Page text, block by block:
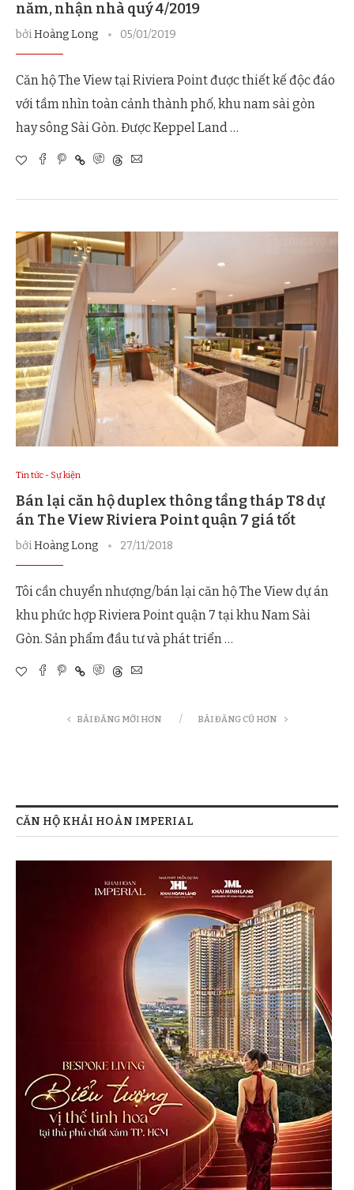
năm, nhận nhà quý 4/2019
bởiHoàng Long 05/01/2019
Căn hộ The View tại Riviera Point được thiết kế độc đáo
với tầm nhìn toàn cảnh thành phố, khu nam sài gòn
hay sông Sài Gòn. Được Keppel Land …
Tin tức - Sự kiện
Bán lại căn hộ duplex thông tầng tháp T8 dự
án The View Riviera Point quận 7 giá tốt
bởiHoàng Long 27/11/2018
Tôi cần chuyển nhượng/bán lại căn hộ The View dự án
khu phức hợp Riviera Point quận 7 tại khu Nam Sài
Gòn. Sản phẩm đầu tư và phát triển …
BÀI ĐĂNG MỚI HƠN BÀI ĐĂNG CŨ HƠN
CĂN HỘ KHẢI HOÀN IMPERIAL